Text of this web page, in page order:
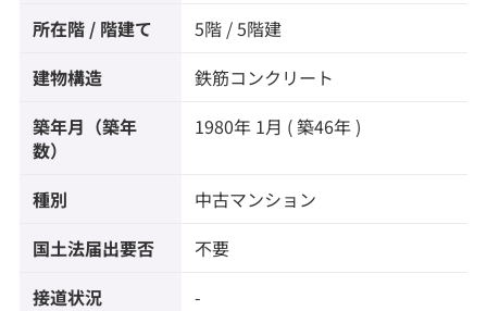
所在階 / 階建て 5階 / 5階建
建物構造 鉄筋コンクリート
築年月（築年
数）
1980年 1月 ( 築46年 )
種別 中古マンション
国土法届出要否 不要
接道状況 -